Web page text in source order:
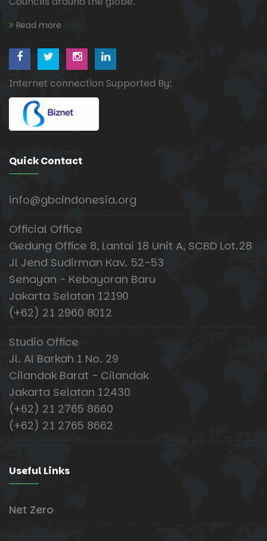
Read more
Internet connection Supported By:
Quick Contact
info@gbcindonesia.org
Official Office
Gedung Office 8, Lantai 18 Unit A, SCBD Lot.28
Jl Jend Sudirman Kav. 52-53
Senayan - Kebayoran Baru
Jakarta Selatan 12190
(+62) 21 2960 8012
Studio Office
Jl. Al Barkah 1 No. 29
Cilandak Barat - Cilandak
Jakarta Selatan 12430
(+62) 21 2765 8660
(+62) 21 2765 8662
Useful Links
Net Zero